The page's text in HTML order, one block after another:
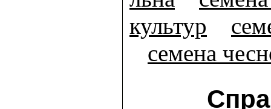
культур
семена